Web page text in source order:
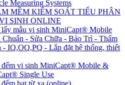
Measuring Systems
MỀM KIỂM SOÁT TIỂU PHÂN
SINH ONLINE
mẫu vi sinh MiniCapt® Mobile
Chuẩn - Sửa Chữa - Bảo Trì - Thẩm
IQ,OQ,PQ - Lắp đặt hệ thống, thiết
vi sinh MiniCapt® Mobile &
Single Use
hạt từ xa (online)